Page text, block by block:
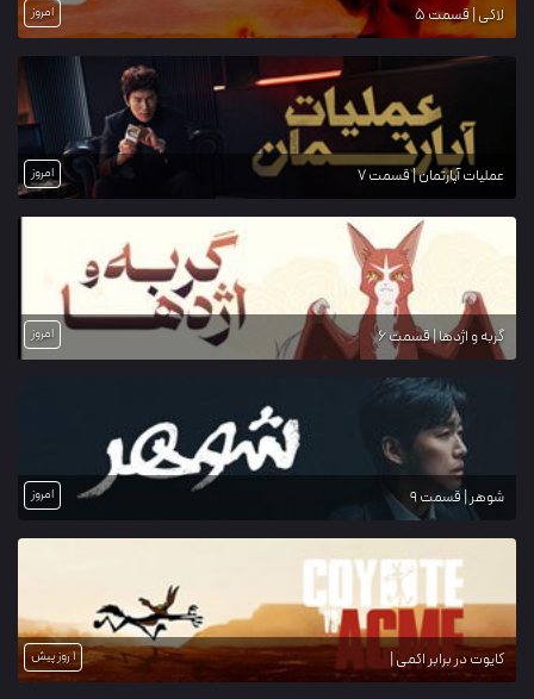
لاکی | قسمت 5 امروز
عملیات آپارتمان | قسمت 7 امروز
گربه و اژدها | قسمت 6 امروز
شوهر | قسمت 9 امروز
کایوت در برابر اکمی | 1 روز پیش